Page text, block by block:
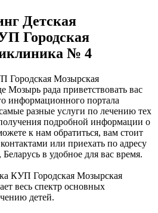
Детская
Городская
№ 4
Городская Мозырская
Мозырь рада приветствовать вас
информационного портала
разные услуги по лечению тех
подробной информации о
к нам обратиться, вам стоит
или приехать по адресу
в удобное для вас время.
КУП Городская Мозырская
весь спектр основных
детей.